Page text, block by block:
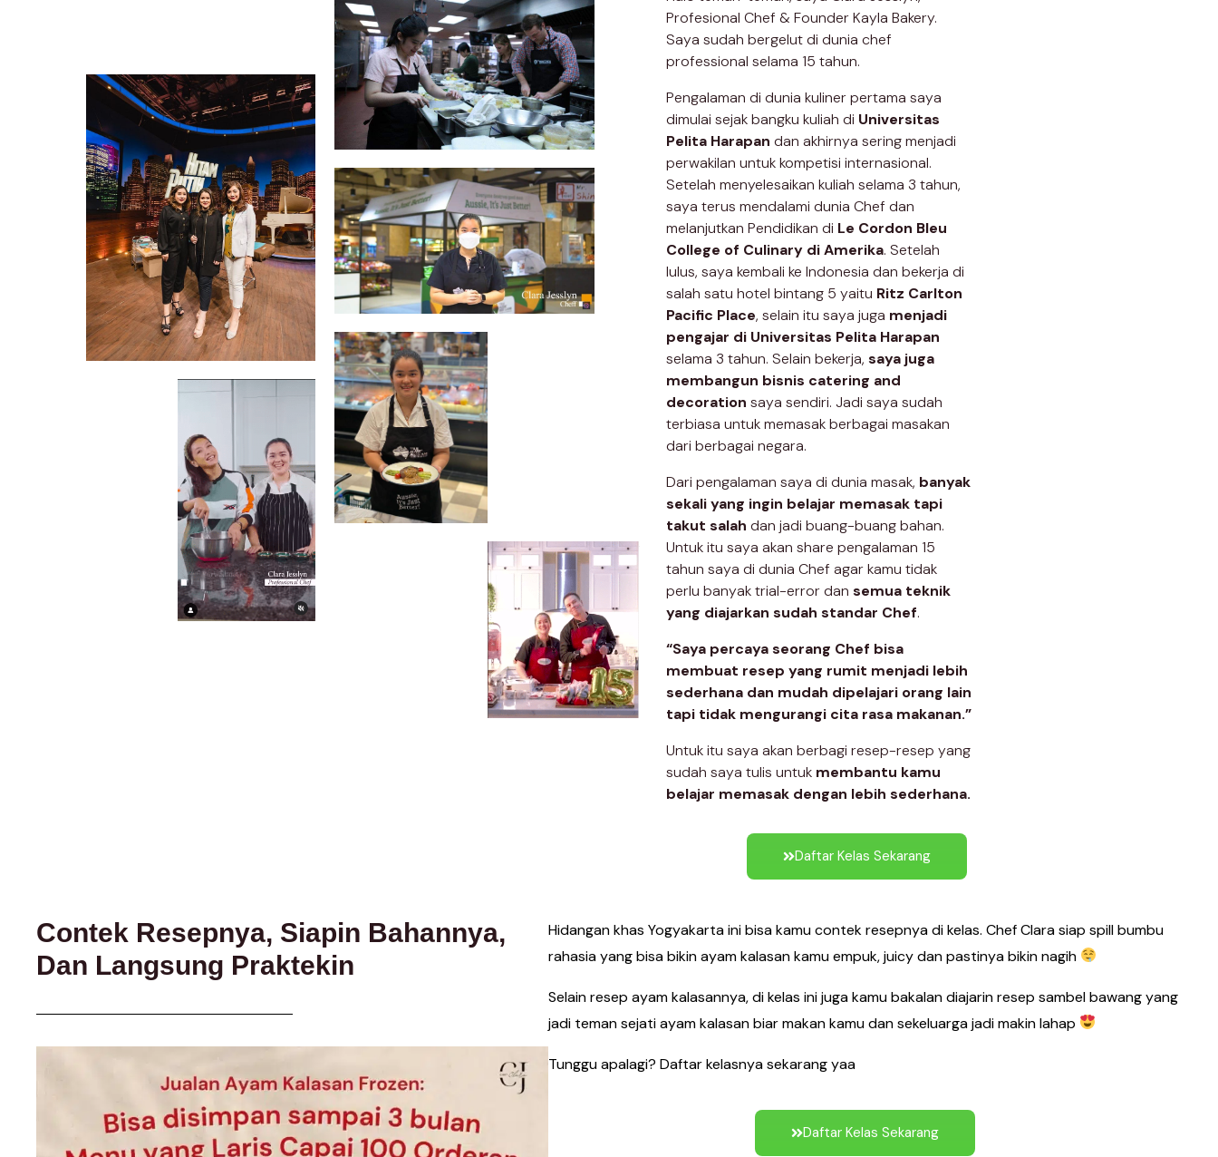
Profesional Chef & Founder Kayla Bakery.
Saya sudah bergelut di dunia chef
professional selama 15 tahun.
Pengalaman di dunia kuliner pertama saya
dimulai sejak bangku kuliah di Universitas
Pelita Harapan dan akhirnya sering menjadi
perwakilan untuk kompetisi internasional.
Setelah menyelesaikan kuliah selama 3 tahun,
saya terus mendalami dunia Chef dan
melanjutkan Pendidikan di Le Cordon Bleu
College of Culinary di Amerika. Setelah
lulus, saya kembali ke Indonesia dan bekerja di
salah satu hotel bintang 5 yaitu Ritz Carlton
Pacific Place, selain itu saya juga menjadi
pengajar di Universitas Pelita Harapan
selama 3 tahun. Selain bekerja, saya juga
membangun bisnis catering and
decoration saya sendiri. Jadi saya sudah
terbiasa untuk memasak berbagai masakan
dari berbagai negara.
Dari pengalaman saya di dunia masak, banyak
sekali yang ingin belajar memasak tapi
takut salah dan jadi buang-buang bahan.
Untuk itu saya akan share pengalaman 15
tahun saya di dunia Chef agar kamu tidak
perlu banyak trial-error dan semua teknik
yang diajarkan sudah standar Chef.
“Saya percaya seorang Chef bisa
membuat resep yang rumit menjadi lebih
sederhana dan mudah dipelajari orang lain
tapi tidak mengurangi cita rasa makanan.”
Untuk itu saya akan berbagi resep-resep yang
sudah saya tulis untuk membantu kamu
belajar memasak dengan lebih sederhana.
Daftar Kelas Sekarang
Contek Resepnya, Siapin Bahannya,
Dan Langsung Praktekin
Hidangan khas Yogyakarta ini bisa kamu contek resepnya di kelas. Chef Clara siap spill bumbu
rahasia yang bisa bikin ayam kalasan kamu empuk, juicy dan pastinya bikin nagih
Selain resep ayam kalasannya, di kelas ini juga kamu bakalan diajarin resep sambel bawang yang
jadi teman sejati ayam kalasan biar makan kamu dan sekeluarga jadi makin lahap
Tunggu apalagi? Daftar kelasnya sekarang yaa
Daftar Kelas Sekarang